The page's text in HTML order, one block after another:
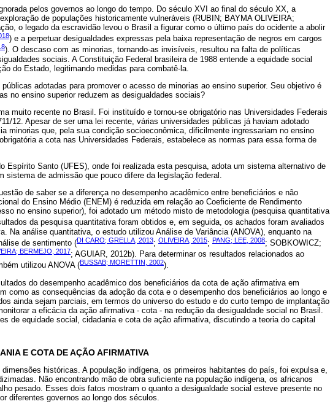
pelos governos ao longo do tempo. Do século XVI ao final do século XX, a
de populações historicamente vulneráveis (RUBIN; BAYMA OLIVEIRA;
o legado da escravidão levou o Brasil a figurar como o último país do ocidente a abolir
) e a perpetuar desigualdades expressas pela baixa representação de negros em cargos
). O descaso com as minorias, tornando-as invisíveis, resultou na falta de políticas
sociais. A Constituição Federal brasileira de 1988 entende a equidade social
do Estado, legitimando medidas para combatê-la.
adotadas para promover o acesso de minorias ao ensino superior. Seu objetivo é
no ensino superior reduzem as desigualdades sociais?
muito recente no Brasil. Foi instituído e tornou-se obrigatório nas Universidades Federais
12. Apesar de ser uma lei recente, várias universidades públicas já haviam adotado
minorias que, pela sua condição socioeconômica, dificilmente ingressariam no ensino
a cota nas Universidades Federais, estabelece as normas para essa forma de
Espírito Santo (UFES), onde foi realizada esta pesquisa, adota um sistema alternativo de
sistema de admissão que pouco difere da legislação federal.
de saber se a diferença no desempenho acadêmico entre beneficiários e não
do Ensino Médio (ENEM) é reduzida em relação ao Coeficiente de Rendimento
no ensino superior), foi adotado um método misto de metodologia (pesquisa quantitativa
da pesquisa quantitativa foram obtidos e, em seguida, os achados foram avaliados
Na análise quantitativa, o estudo utilizou Análise de Variância (ANOVA), enquanto na
de sentimento (DI CARO; GRELLA, 2013; OLIVEIRA, 2015; PANG; LEE, 2008; SOBKOWICZ;
BERMEJO, 2017; AGUIAR, 2012b). Para determinar os resultados relacionados ao
utilizou ANOVA (BUSSAB; MORETTIN, 2002).
do desempenho acadêmico dos beneficiários da cota de ação afirmativa em
como as consequências da adoção da cota e o desempenho dos beneficiários ao longo e
ainda sejam parciais, em termos do universo do estudo e do curto tempo de implantação
a eficácia da ação afirmativa - cota - na redução da desigualdade social no Brasil.
de equidade social, cidadania e cota de ação afirmativa, discutindo a teoria do capital
E COTA DE AÇÃO AFIRMATIVA
históricas. A população indígena, os primeiros habitantes do país, foi expulsa e,
Não encontrando mão de obra suficiente na população indígena, os africanos
pesado. Esses dois fatos mostram o quanto a desigualdade social esteve presente no
diferentes governos ao longo dos séculos.